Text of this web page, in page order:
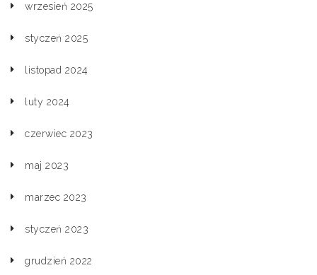
wrzesień 2025
styczeń 2025
listopad 2024
luty 2024
czerwiec 2023
maj 2023
marzec 2023
styczeń 2023
grudzień 2022